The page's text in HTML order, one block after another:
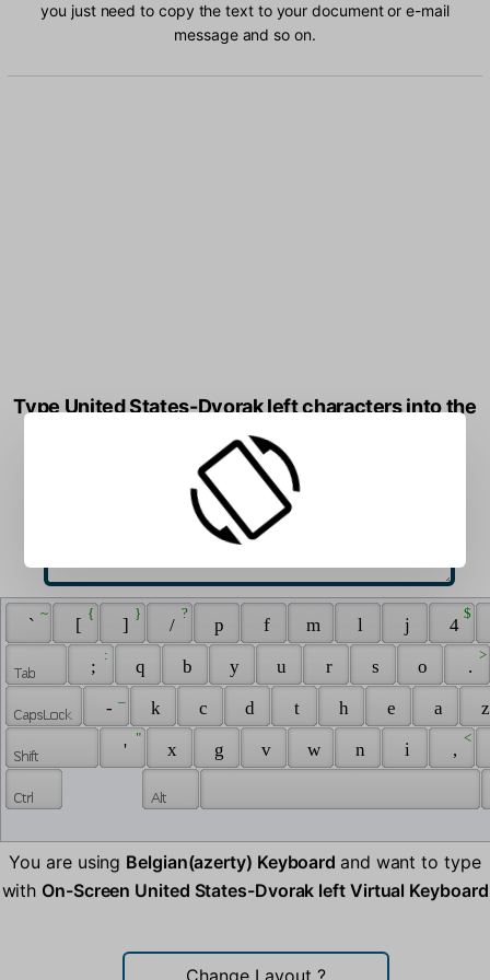
you just need to copy the text to your document or e-mail
message and so on.
Type United States-Dvorak left characters into the
box:
`
~
[
{
]
}
/
?
p f m l j 4
$
;
:
q b y u r s o .
>
- k c d t h e a
'
"
x g v w n i ,
<
You are using Belgian(azerty) Keyboard and want to type
with On-Screen United States-Dvorak left Virtual Keyboard
Change Layout ?